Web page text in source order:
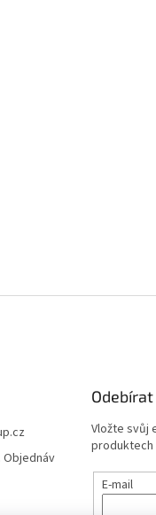
Objednáv
Vložte svůj
produktech
E-mail